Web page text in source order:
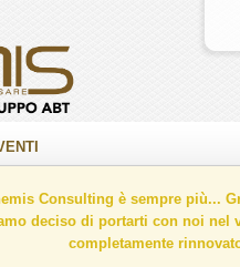
Consulting è sempre più...
deciso di portarti con noi nel
completamente